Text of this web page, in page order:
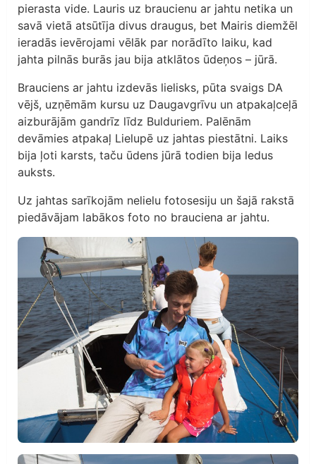
pierasta vide. Lauris uz braucienu ar jahtu netika un
savā vietā atsūtīja divus draugus, bet Mairis diemžēl
ieradās ievērojami vēlāk par norādīto laiku, kad
jahta pilnās burās jau bija atklātos ūdeņos – jūrā.
Brauciens ar jahtu izdevās lielisks, pūta svaigs DA
vējš, uzņēmām kursu uz Daugavgrīvu un atpakaļceļā
aizburājām gandrīz līdz Bulduriem. Palēnām
devāmies atpakaļ Lielupē uz jahtas piestātni. Laiks
bija ļoti karsts, taču ūdens jūrā todien bija ledus
auksts.
Uz jahtas sarīkojām nelielu fotosesiju un šajā rakstā
piedāvājam labākos foto no brauciena ar jahtu.